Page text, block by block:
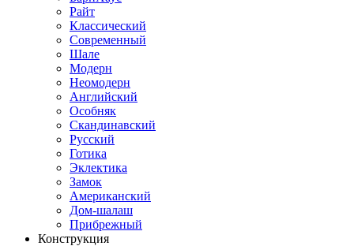
Райт
Классический
Современный
Шале
Модерн
Неомодерн
Английский
Особняк
Скандинавский
Русский
Готика
Эклектика
Замок
Американский
Дом-шалаш
Прибрежный
Конструкция